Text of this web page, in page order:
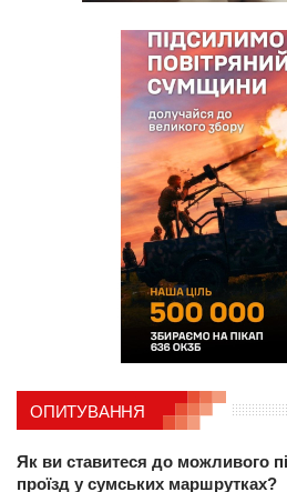
ОПИТУВАННЯ
Як ви ставитеся до можливого
проїзд у сумських маршрутках?